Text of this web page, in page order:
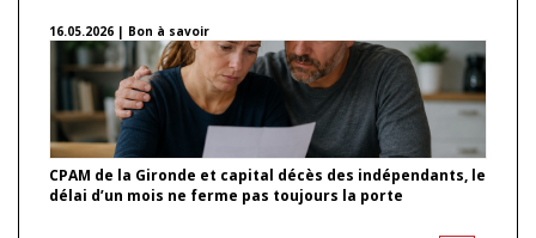
16.05.2026 | Bon à savoir
CPAM de la Gironde et capital décès des indépendants, le
délai d’un mois ne ferme pas toujours la porte